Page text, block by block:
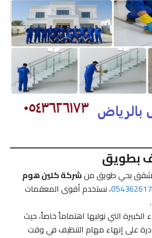
بطويق
بحي طويق منشركة كلين هوم
، نستخدم أقوى المعقمات
التي نوليها اهتماماً خاصاً، حيث
على إنهاء مهام التنظيف في وقت